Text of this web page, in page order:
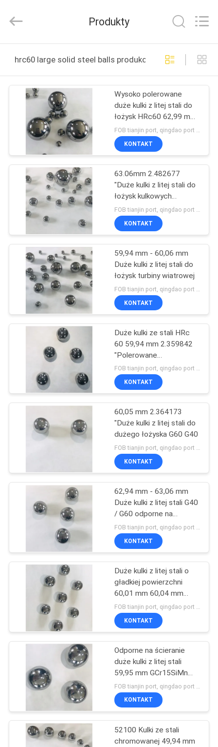
PRODUKTY
NAS
WYCIECZKA
FABRYCE
KONTROLA
JAKOŚCI
SKONTAKTUJ
NAMI
AKTUALNOŚCI
SITEMAP
PRIVACY
POLICY
engineering
import
co.,ltd..
Reserved.
Produkty
hrc60 large solid steel balls produkcja online
Wysoko polerowane
duże kulki z litej stali do
łożysk HRc60 62,99 mm
2,47992 "
FOB tianjin port, qingdao port MOQ:900szt
KONTAKT
63.06mm 2.482677
"Duże kulki z litej stali do
łożysk kulkowych
wzdłużnych Super
odporność na zużycie
KONTAKT
59,94 mm - 60,06 mm
Duże kulki z litej stali do
łożysk turbiny wiatrowej
KONTAKT
Duże kulki ze stali HRc
60 59,94 mm 2.359842
"Polerowane
wykończenie
FOB tianjin port, qingdao port MOQ:900szt
KONTAKT
60,05 mm 2.364173
"Duże kulki z litej stali do
dużego łożyska G60 G40
FOB tianjin port, qingdao port MOQ:900szt
KONTAKT
62,94 mm - 63,06 mm
Duże kulki z litej stali G40
/ G60 odporne na
ścieranie
KONTAKT
Duże kulki z litej stali o
gładkiej powierzchni
60,01 mm 60,04 mm
Wysoka twardość
KONTAKT
Odporne na ścieranie
duże kulki z litej stali
59,95 mm GCr15SiMn
SUJ3 52100
KONTAKT
52100 Kulki ze stali
chromowanej 49,94 mm